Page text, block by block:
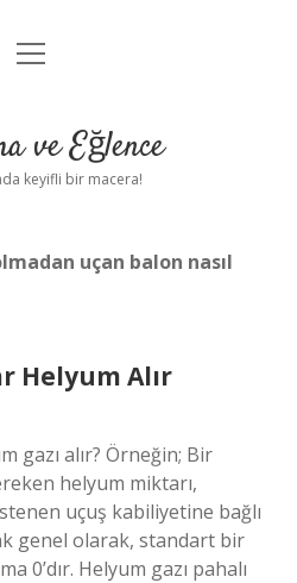
Anasayfa
Uyarı
menüyü
ve Eğlence
keyifli bir macera!
uçan balon nasıl
Helyum Alır
gazı alır? Örneğin; Bir
helyum miktarı,
uçuş kabiliyetine bağlı
genel olarak, standart bir
0’dır. Helyum gazı pahalı